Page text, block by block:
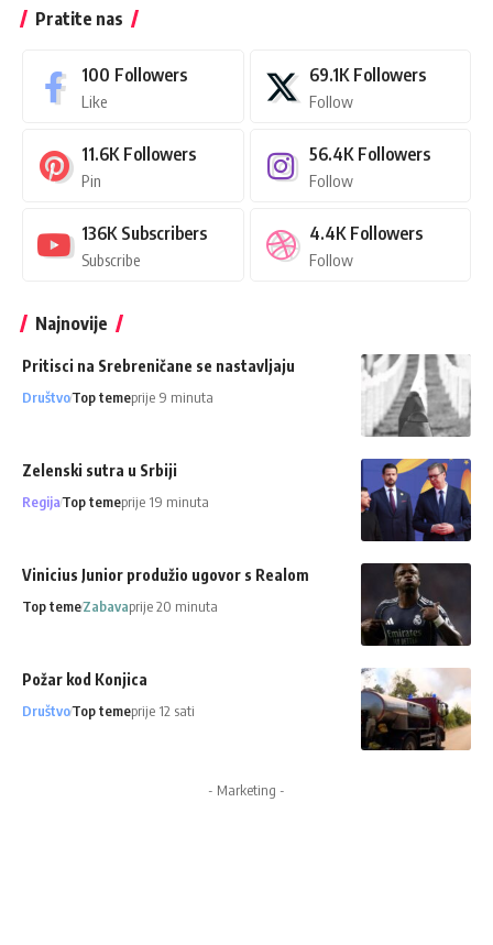
Pratite nas
100 Followers
Like
69.1K Followers
Follow
11.6K Followers
Pin
56.4K Followers
Follow
136K Subscribers
Subscribe
4.4K Followers
Follow
Najnovije
Pritisci na Srebreničane se nastavljaju
DruštvoTop temeprije 9 minuta
Zelenski sutra u Srbiji
RegijaTop temeprije 19 minuta
Vinicius Junior produžio ugovor s Realom
Top temeZabavaprije 20 minuta
Požar kod Konjica
DruštvoTop temeprije 12 sati
- Marketing -